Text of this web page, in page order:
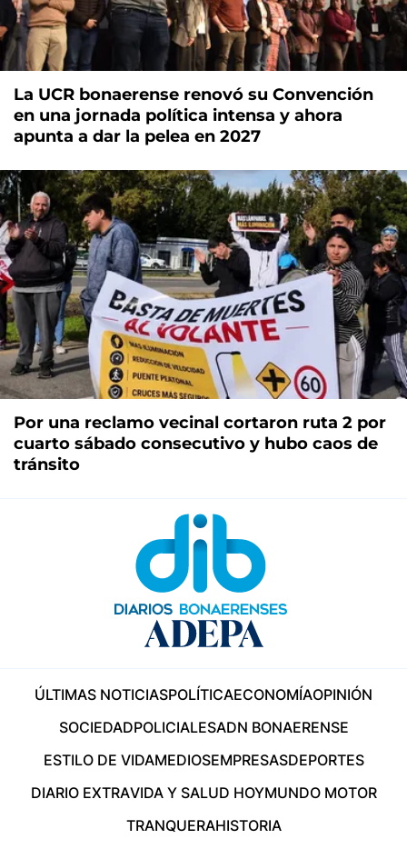
La UCR bonaerense renovó su Convención
en una jornada política intensa y ahora
apunta a dar la pelea en 2027
Por una reclamo vecinal cortaron ruta 2 por
cuarto sábado consecutivo y hubo caos de
tránsito
ÚLTIMAS NOTICIASPOLÍTICAECONOMÍAOPINIÓN
SOCIEDADPOLICIALESADN BONAERENSE
ESTILO DE VIDAMEDIOSEMPRESASDEPORTES
DIARIO EXTRAVIDA Y SALUD HOYMUNDO MOTOR
TRANQUERAHISTORIA